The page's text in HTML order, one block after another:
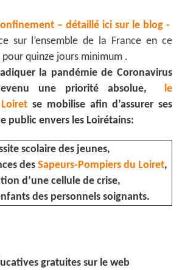
– détaillé ici sur le blog -
sur l’ensemble de la France en ce
quinze jours minimum .
la pandémie de Coronavirus
une priorité absolue,
le
se mobilise afin d’assurer ses
public envers les Loirétains:
scolaire des jeunes,
des Sapeurs-Pompiers du Loiret,
d’une cellule de crise,
des personnels soignants.
gratuites sur le web